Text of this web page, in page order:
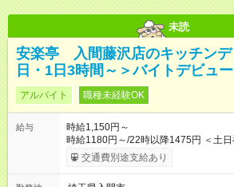
未読
安楽亭 入間藤沢店のキッチン
日・1日3時間～＞バイトデビュー
アルバイト 職種未経験OK
給与
時給1,150円～
時給1180円～/22時以降1475円 ＜土日祝時給+50円＞ ※高校生
時給1150円 【試用期間】試用期間あり 試用期間の長さ：12ヶ
月 雇用形態、給与は本採用時と同じ
交通費別途支給あり